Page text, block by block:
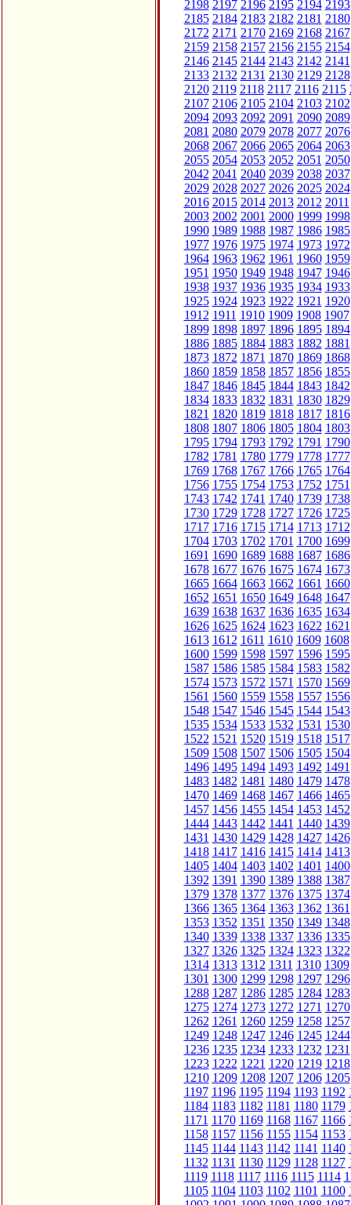
2198 2197 2196 2195 2194 2193
2185 2184 2183 2182 2181 2180
2172 2171 2170 2169 2168 2167
2159 2158 2157 2156 2155 2154
2146 2145 2144 2143 2142 2141
2133 2132 2131 2130 2129 2128
2120 2119 2118 2117 2116 2115
2107 2106 2105 2104 2103 2102
2094 2093 2092 2091 2090 2089
2081 2080 2079 2078 2077 2076
2068 2067 2066 2065 2064 2063
2055 2054 2053 2052 2051 2050
2042 2041 2040 2039 2038 2037
2029 2028 2027 2026 2025 2024
2016 2015 2014 2013 2012 2011
2003 2002 2001 2000 1999 1998
1990 1989 1988 1987 1986 1985
1977 1976 1975 1974 1973 1972
1964 1963 1962 1961 1960 1959
1951 1950 1949 1948 1947 1946
1938 1937 1936 1935 1934 1933
1925 1924 1923 1922 1921 1920
1912 1911 1910 1909 1908 1907
1899 1898 1897 1896 1895 1894
1886 1885 1884 1883 1882 1881
1873 1872 1871 1870 1869 1868
1860 1859 1858 1857 1856 1855
1847 1846 1845 1844 1843 1842
1834 1833 1832 1831 1830 1829
1821 1820 1819 1818 1817 1816
1808 1807 1806 1805 1804 1803
1795 1794 1793 1792 1791 1790
1782 1781 1780 1779 1778 1777
1769 1768 1767 1766 1765 1764
1756 1755 1754 1753 1752 1751
1743 1742 1741 1740 1739 1738
1730 1729 1728 1727 1726 1725
1717 1716 1715 1714 1713 1712
1704 1703 1702 1701 1700 1699
1691 1690 1689 1688 1687 1686
1678 1677 1676 1675 1674 1673
1665 1664 1663 1662 1661 1660
1652 1651 1650 1649 1648 1647
1639 1638 1637 1636 1635 1634
1626 1625 1624 1623 1622 1621
1613 1612 1611 1610 1609 1608
1600 1599 1598 1597 1596 1595
1587 1586 1585 1584 1583 1582
1574 1573 1572 1571 1570 1569
1561 1560 1559 1558 1557 1556
1548 1547 1546 1545 1544 1543
1535 1534 1533 1532 1531 1530
1522 1521 1520 1519 1518 1517
1509 1508 1507 1506 1505 1504
1496 1495 1494 1493 1492 1491
1483 1482 1481 1480 1479 1478
1470 1469 1468 1467 1466 1465
1457 1456 1455 1454 1453 1452
1444 1443 1442 1441 1440 1439
1431 1430 1429 1428 1427 1426
1418 1417 1416 1415 1414 1413
1405 1404 1403 1402 1401 1400
1392 1391 1390 1389 1388 1387
1379 1378 1377 1376 1375 1374
1366 1365 1364 1363 1362 1361
1353 1352 1351 1350 1349 1348
1340 1339 1338 1337 1336 1335
1327 1326 1325 1324 1323 1322
1314 1313 1312 1311 1310 1309
1301 1300 1299 1298 1297 1296
1288 1287 1286 1285 1284 1283
1275 1274 1273 1272 1271 1270
1262 1261 1260 1259 1258 1257
1249 1248 1247 1246 1245 1244
1236 1235 1234 1233 1232 1231
1223 1222 1221 1220 1219 1218
1210 1209 1208 1207 1206 1205
1197 1196 1195 1194 1193 1192
1184 1183 1182 1181 1180 1179
1171 1170 1169 1168 1167 1166
1158 1157 1156 1155 1154 1153
1145 1144 1143 1142 1141 1140
1132 1131 1130 1129 1128 1127
1119 1118 1117 1116 1115 1114
1105 1104 1103 1102 1101 1100